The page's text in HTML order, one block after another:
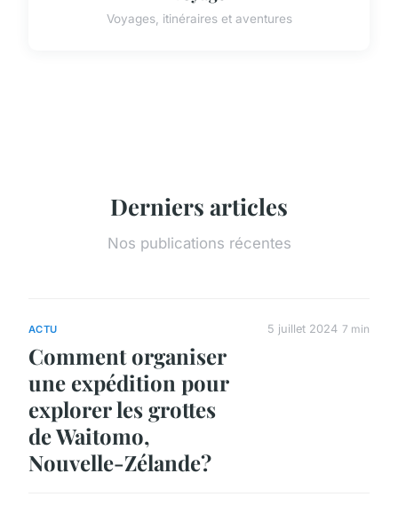
Voyages, itinéraires et aventures
Derniers articles
Nos publications récentes
ACTU
Comment organiser
une expédition pour
explorer les grottes
de Waitomo,
Nouvelle-Zélande?
5 juillet 2024 7 min